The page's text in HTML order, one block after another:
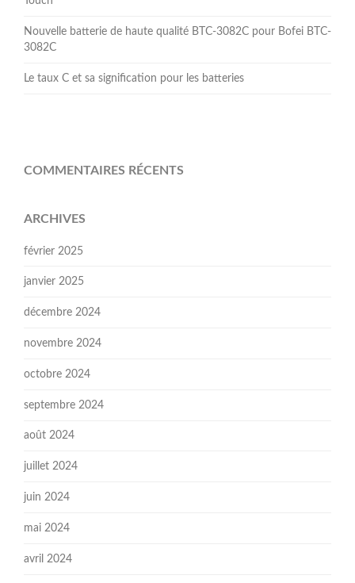
Nouvelle batterie de haute qualité BTC-3082C pour Bofei BTC-
3082C
Le taux C et sa signification pour les batteries
COMMENTAIRES RÉCENTS
ARCHIVES
février 2025
janvier 2025
décembre 2024
novembre 2024
octobre 2024
septembre 2024
août 2024
juillet 2024
juin 2024
mai 2024
avril 2024